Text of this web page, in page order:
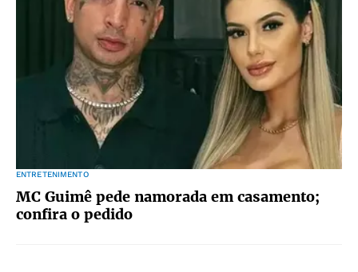
ENTRETENIMENTO
MC Guimê pede namorada em casamento;
confira o pedido